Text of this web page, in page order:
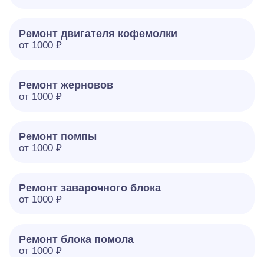
Ремонт двигателя кофемолки
от 1000 ₽
Ремонт жерновов
от 1000 ₽
Ремонт помпы
от 1000 ₽
Ремонт заварочного блока
от 1000 ₽
Ремонт блока помола
от 1000 ₽